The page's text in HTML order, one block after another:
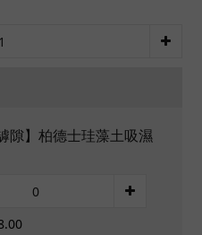
隙】柏德士珪藻土吸濕